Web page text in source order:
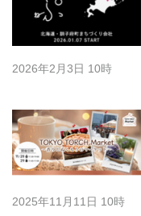
2026年2月3日 10時
2025年11月11日 10時